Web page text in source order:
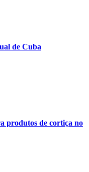
de Cuba
produtos de cortiça no